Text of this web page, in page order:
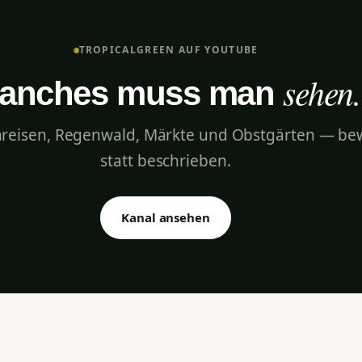
TROPICALGREEN AUF YOUTUBE
muss man sehen.
Regenwald, Märkte und Obstgärten —
statt beschrieben.
Kanal ansehen